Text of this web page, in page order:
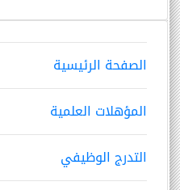
الصفحة الرئيسية
المؤهلات العلمية
التدرج الوظيفي